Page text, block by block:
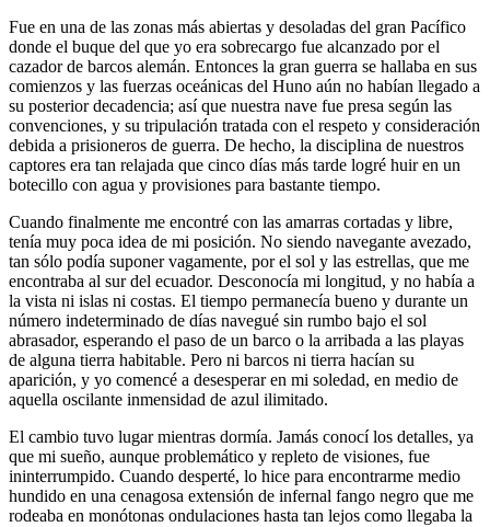
Fue en una de las zonas más abiertas y desoladas del gran Pacífico
donde el buque del que yo era sobrecargo fue alcanzado por el
cazador de barcos alemán. Entonces la gran guerra se hallaba en sus
comienzos y las fuerzas oceánicas del Huno aún no habían llegado a
su posterior decadencia; así que nuestra nave fue presa según las
convenciones, y su tripulación tratada con el respeto y consideración
debida a prisioneros de guerra. De hecho, la disciplina de nuestros
captores era tan relajada que cinco días más tarde logré huir en un
botecillo con agua y provisiones para bastante tiempo.
Cuando finalmente me encontré con las amarras cortadas y libre,
tenía muy poca idea de mi posición. No siendo navegante avezado,
tan sólo podía suponer vagamente, por el sol y las estrellas, que me
encontraba al sur del ecuador. Desconocía mi longitud, y no había a
la vista ni islas ni costas. El tiempo permanecía bueno y durante un
número indeterminado de días navegué sin rumbo bajo el sol
abrasador, esperando el paso de un barco o la arribada a las playas
de alguna tierra habitable. Pero ni barcos ni tierra hacían su
aparición, y yo comencé a desesperar en mi soledad, en medio de
aquella oscilante inmensidad de azul ilimitado.
El cambio tuvo lugar mientras dormía. Jamás conocí los detalles, ya
que mi sueño, aunque problemático y repleto de visiones, fue
ininterrumpido. Cuando desperté, lo hice para encontrarme medio
hundido en una cenagosa extensión de infernal fango negro que me
rodeaba en monótonas ondulaciones hasta tan lejos como llegaba la